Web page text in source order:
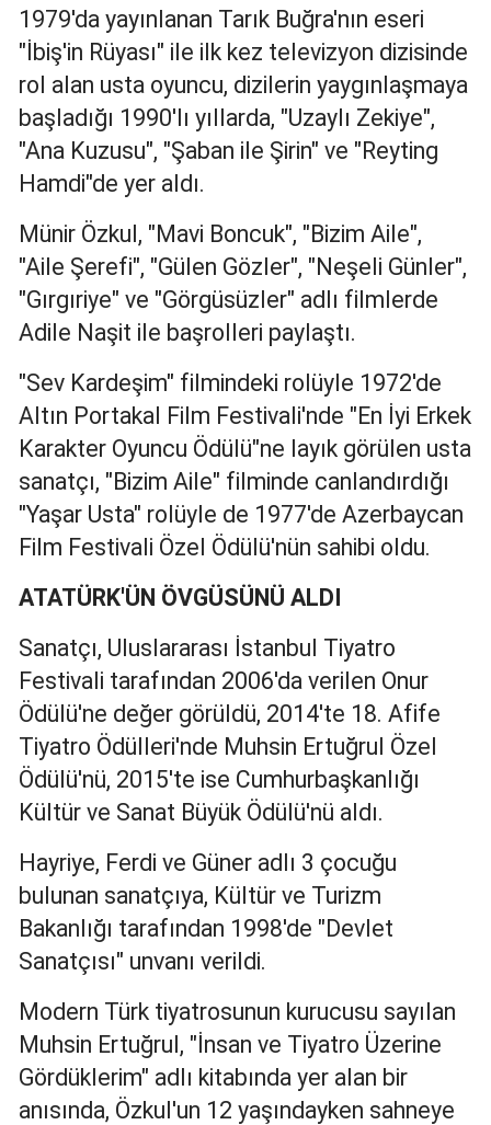
Zonguldak
Aksaray
Karaman
Kırıkkale
Batman
Bartın
Ardahan
Iğdır
Yalova
Osmaniye
Düzce
1979'da yayınlanan Tarık Buğra'nın eseri
"İbiş'in Rüyası" ile ilk kez televizyon dizisinde
rol alan usta oyuncu, dizilerin yaygınlaşmaya
başladığı 1990'lı yıllarda, "Uzaylı Zekiye",
"Ana Kuzusu", "Şaban ile Şirin" ve "Reyting
Hamdi"de yer aldı.
Münir Özkul, "Mavi Boncuk", "Bizim Aile",
"Aile Şerefi", "Gülen Gözler", "Neşeli Günler",
"Gırgıriye" ve "Görgüsüzler" adlı filmlerde
Adile Naşit ile başrolleri paylaştı.
"Sev Kardeşim" filmindeki rolüyle 1972'de
Altın Portakal Film Festivali'nde "En İyi Erkek
Karakter Oyuncu Ödülü"ne layık görülen usta
sanatçı, "Bizim Aile" filminde canlandırdığı
"Yaşar Usta" rolüyle de 1977'de Azerbaycan
Film Festivali Özel Ödülü'nün sahibi oldu.
ATATÜRK'ÜN ÖVGÜSÜNÜ ALDI
Sanatçı, Uluslararası İstanbul Tiyatro
Festivali tarafından 2006'da verilen Onur
Ödülü'ne değer görüldü, 2014'te 18. Afife
Tiyatro Ödülleri'nde Muhsin Ertuğrul Özel
Ödülü'nü, 2015'te ise Cumhurbaşkanlığı
Kültür ve Sanat Büyük Ödülü'nü aldı.
Hayriye, Ferdi ve Güner adlı 3 çocuğu
bulunan sanatçıya, Kültür ve Turizm
Bakanlığı tarafından 1998'de "Devlet
Sanatçısı" unvanı verildi.
Modern Türk tiyatrosunun kurucusu sayılan
Muhsin Ertuğrul, "İnsan ve Tiyatro Üzerine
Gördüklerim" adlı kitabında yer alan bir
anısında, Özkul'un 12 yaşındayken sahneye